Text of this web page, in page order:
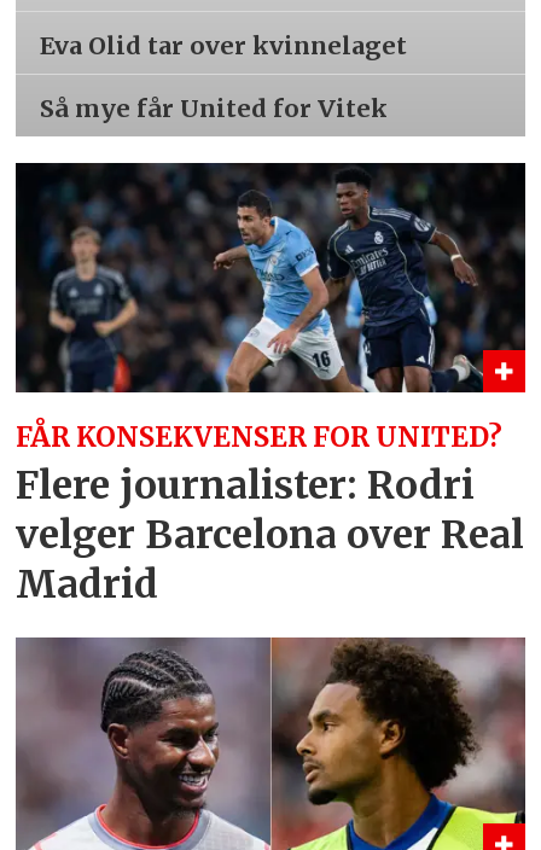
Eva Olid tar over kvinnelaget
Så mye får United for Vitek
FÅR KONSEKVENSER FOR UNITED?
Flere journalister: Rodri
velger Barcelona over Real
Madrid